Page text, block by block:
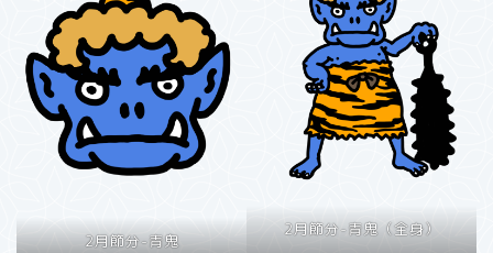
2月節分-青鬼
2月節分-青鬼（全身）